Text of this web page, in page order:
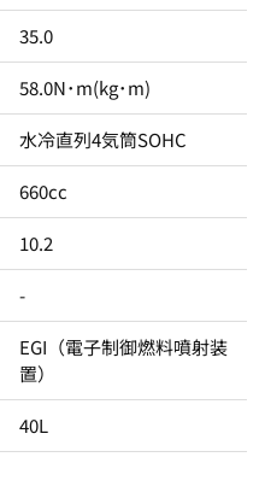
35.0
58.0N･m(kg･m)
水冷直列4気筒SOHC
660cc
10.2
-
EGI（電子制御燃料噴射装
置）
40L